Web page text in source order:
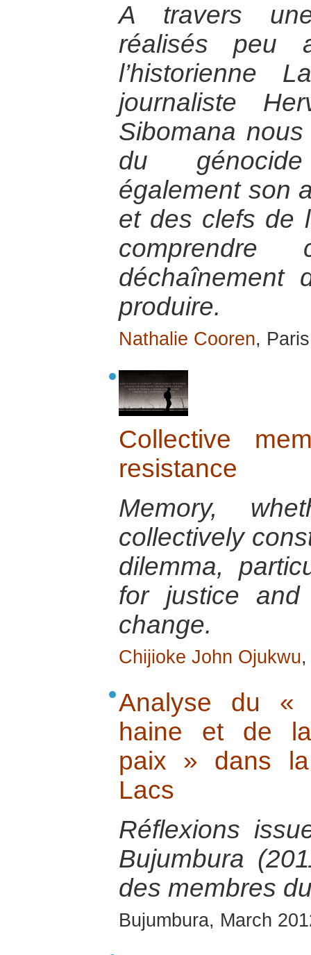
A travers
réalisés peu
l’historienne
journaliste
Sibomana
du
également son
et des clefs de
déchaînement
produire.
Nathalie Cooren,
Collective
resistance
Memory,
collectively
dilemma,
for justice
change.
Chijioke John Ojukwu
Analyse du «
haine et de
paix » dans
Lacs
Réflexions
Bujumbura
des membres
Bujumbura, March